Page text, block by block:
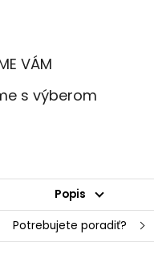
VÁM
s výberom
Popis
Potrebujete poradiť?